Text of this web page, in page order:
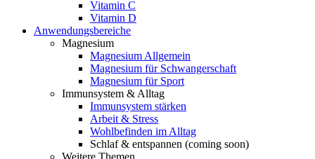
Vitamin C
Vitamin D
Anwendungsbereiche
Magnesium
Magnesium Allgemein
Magnesium für Schwangerschaft
Magnesium für Sport
Immunsystem & Alltag
Immunsystem stärken
Arbeit & Stress
Wohlbefinden im Alltag
Schlaf & entspannen (coming soon)
Weitere Themen